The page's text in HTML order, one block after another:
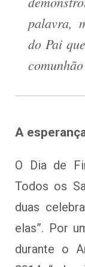
palavra,
do Pai
A
O Dia de
Todos os
duas
elas”. Por
durante o